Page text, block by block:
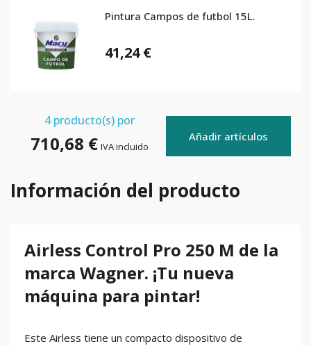
Pintura Campos de futbol 15L.
41,24 €
4producto(s) por
710,68 € IVA incluido
Añadir artículos
Información del producto
Airless Control Pro 250 M de la
marca Wagner. ¡Tu nueva
máquina para pintar!
Este Airless tiene un compacto dispositivo de